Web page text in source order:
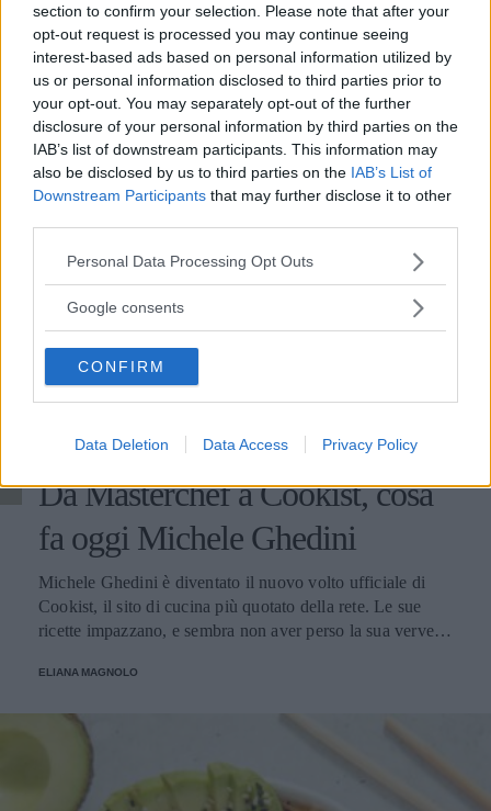
section to confirm your selection. Please note that after your
opt-out request is processed you may continue seeing
interest-based ads based on personal information utilized by
us or personal information disclosed to third parties prior to
your opt-out. You may separately opt-out of the further
disclosure of your personal information by third parties on the
IAB’s list of downstream participants. This information may
also be disclosed by us to third parties on the IAB’s List of
Downstream Participants that may further disclose it to other
Please note that this website/app uses one or more Google
not limited to your visit or usage behaviour. You may click to
use your data for below specified purposes in below Google
consent section.
Personal Data Processing Opt Outs
Google consents
CONFIRM
Data Deletion Data Access Privacy Policy
Da Masterchef a Cookist, cosa
fa oggi Michele Ghedini
Michele Ghedini è diventato il nuovo volto ufficiale di
Cookist, il sito di cucina più quotato della rete. Le sue
ricette impazzano, e sembra non aver perso la sua verve
veramente stupendo.
ELIANA MAGNOLO